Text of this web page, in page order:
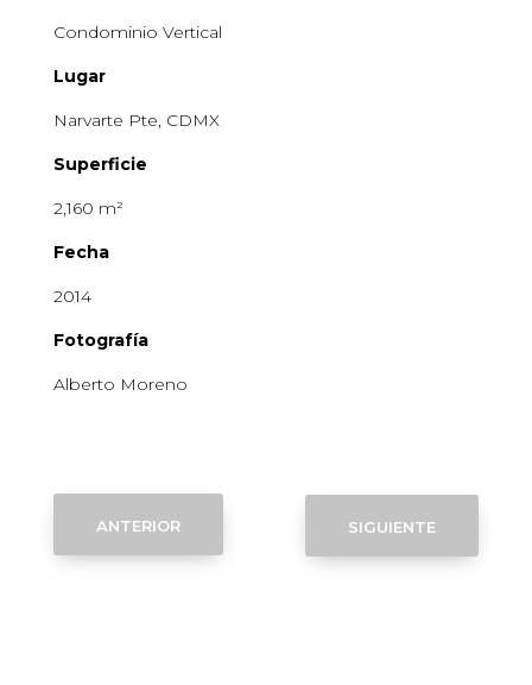
Condominio Vertical
Lugar
Narvarte Pte, CDMX
Superficie
2,160 m²
Fecha
2014
Fotografía
Alberto Moreno
anterior siguiente